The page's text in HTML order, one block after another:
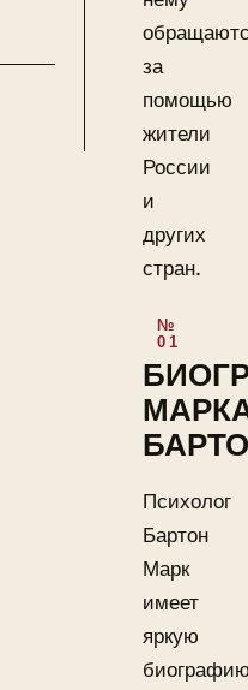
за
помощью
жители
России
и
других
стран.
Психолог
Бартон
Марк
имеет
яркую